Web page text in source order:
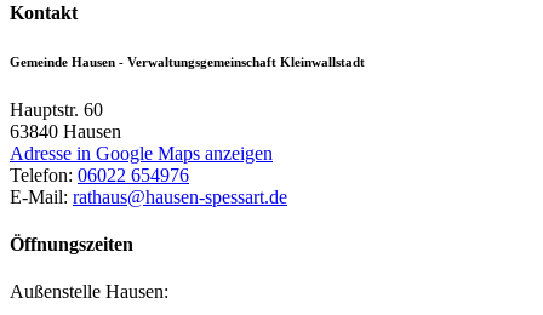
Kontakt
Gemeinde Hausen - Verwaltungsgemeinschaft Kleinwallstadt
Hauptstr. 60
63840 Hausen
Adresse in Google Maps anzeigen
Telefon: 06022 654976
E-Mail: rathaus@hausen-spessart.de
Öffnungszeiten
Außenstelle Hausen: